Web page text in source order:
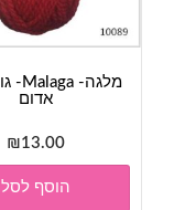
אדום
₪13.00
הוסף לסל